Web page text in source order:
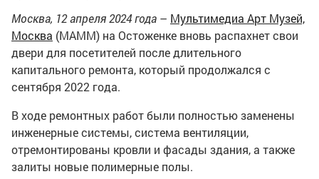
Москва, 12 апреля 2024 года – Мультимедиа Арт Музей,
Москва (МАММ) на Остоженке вновь распахнет свои
двери для посетителей после длительного
капитального ремонта, который продолжался с
сентября 2022 года.
В ходе ремонтных работ были полностью заменены
инженерные системы, система вентиляции,
отремонтированы кровли и фасады здания, а также
залиты новые полимерные полы.